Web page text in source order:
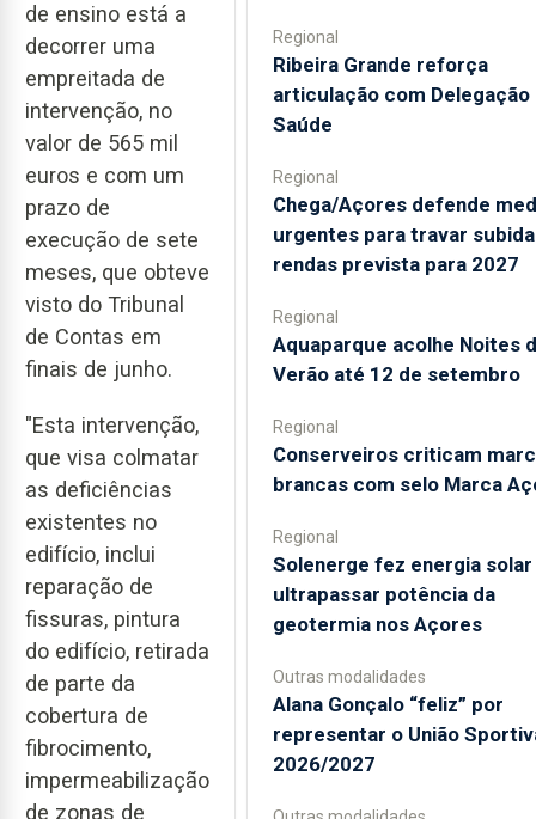
de ensino está a
decorrer uma
empreitada de
intervenção, no
valor de 565 mil
euros e com um
prazo de
execução de sete
meses, que obteve
visto do Tribunal
de Contas em
finais de junho.
"Esta intervenção,
que visa colmatar
as deficiências
existentes no
edifício, inclui
reparação de
fissuras, pintura
do edifício, retirada
de parte da
cobertura de
fibrocimento,
impermeabilização
de zonas de
Regional
Ribeira Grande reforça
articulação com Delegação
Saúde
Regional
Chega/Açores defende
urgentes para travar
rendas prevista para 2027
Regional
Aquaparque acolhe Noites
Verão até 12 de setembro
Regional
Conserveiros criticam
brancas com selo Marca
Regional
Solenerge fez energia solar
ultrapassar potência da
geotermia nos Açores
Outras modalidades
Alana Gonçalo “feliz” por
representar o União
2026/2027